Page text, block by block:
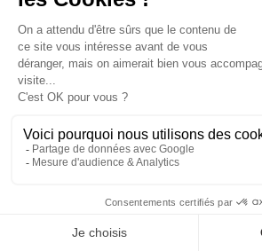
fonctionnelle des agents publics
12/03/2024
DELEGATION
05/03/2024 MEDECINE DU
23/02/2024
Evolution de
et jours féries pour la filière